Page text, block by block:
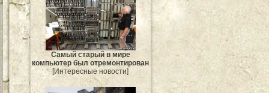
Самый старый в мире
компьютер был отремонтирован
[Интересные новости]